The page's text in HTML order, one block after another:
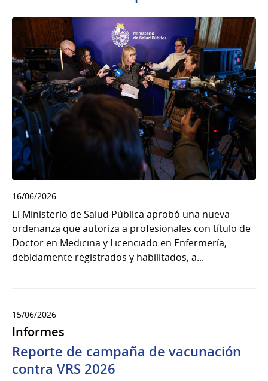
16/06/2026
El Ministerio de Salud Pública aprobó una nueva
ordenanza que autoriza a profesionales con título de
Doctor en Medicina y Licenciado en Enfermería,
debidamente registrados y habilitados, a...
15/06/2026
Informes
Reporte de campaña de vacunación
contra VRS 2026